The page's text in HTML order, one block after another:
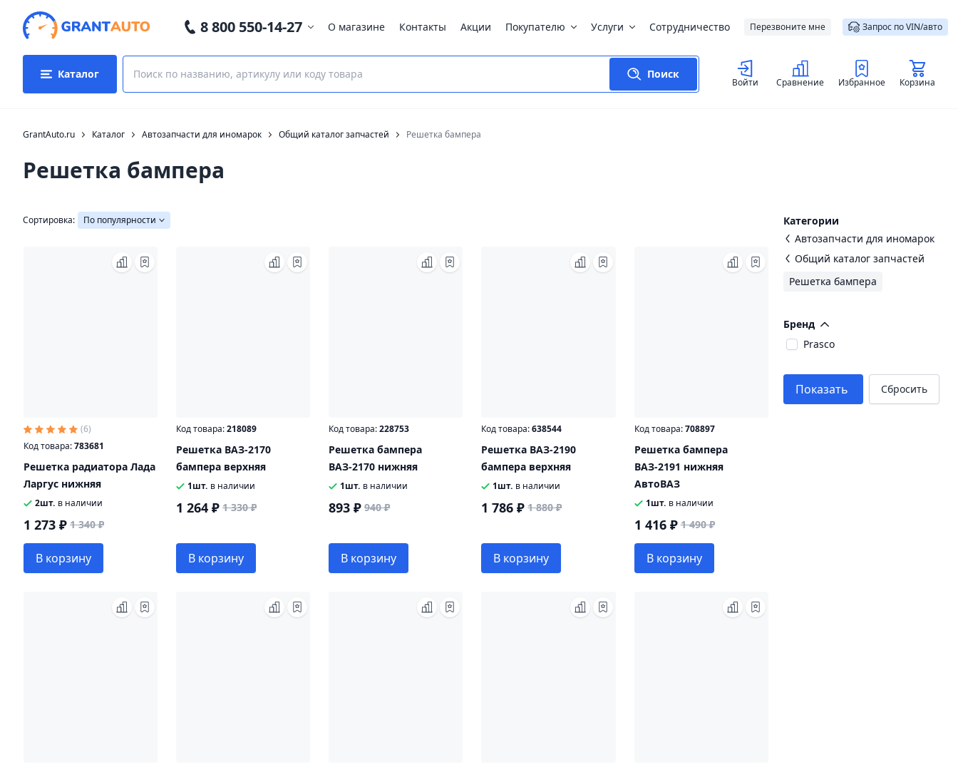
8 800 550-14-27 О магазине Контакты Акции Покупателю Услуги Сотрудничество Перезвоните мне Запрос по VIN/авто
Каталог Поиск
Войти Сравнение Избранное Корзина
GrantAuto.ru Каталог Автозапчасти для иномарок Общий каталог запчастей Решетка бампера
Решетка бампера
Категории
Автозапчасти для иномарок
Общий каталог запчастей
Решетка бампера
Бренд
Prasco
Показать Сбросить
Сортировка: По популярности
(6)
Код товара:783681
Решетка радиатора Лада
Ларгус нижняя
2шт. в наличии
1 273 ₽ 1 340 ₽
В корзину
Код товара:218089
Решетка ВАЗ-2170
бампера верхняя
1шт. в наличии
1 264 ₽ 1 330 ₽
В корзину
Код товара:228753
Решетка бампера
ВАЗ-2170 нижняя
1шт. в наличии
893 ₽ 940 ₽
В корзину
Код товара:638544
Решетка ВАЗ-2190
бампера верхняя
1шт. в наличии
1 786 ₽ 1 880 ₽
В корзину
Код товара:708897
Решетка бампера
ВАЗ-2191 нижняя
АвтоВАЗ
1шт. в наличии
1 416 ₽ 1 490 ₽
В корзину